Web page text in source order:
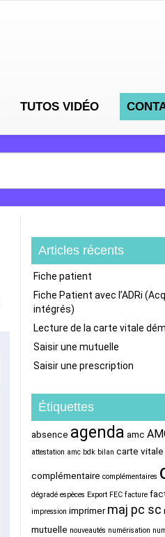
TUTOS VIDÉO
Articles récents
Fiche patient
Fiche Patient avec l’ADRi
intégrés)
Lecture de la carte vitale
Saisir une mutuelle
Saisir une prescription
Étiquettes
absence agenda amc
attestation amc bdk bilan carte vitale
complémentaire complémentaires
dégradé espèces Export FEC facture
impression imprimer maj pc sc
mutuelle nouveautés numérisation